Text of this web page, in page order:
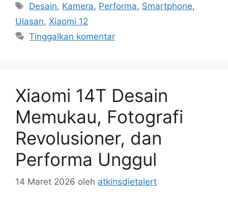
Tag
Desain, Kamera, Performa, Smartphone,
Ulasan, Xiaomi 12
Tinggalkan komentar
Xiaomi 14T Desain
Memukau, Fotografi
Revolusioner, dan
Performa Unggul
14 Maret 2026 oleh atkinsdietalert